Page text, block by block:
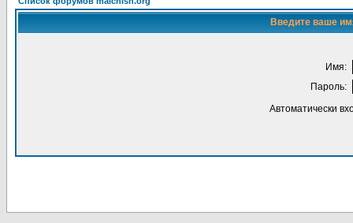
Введите ваше
Имя:
Пароль:
Автоматически